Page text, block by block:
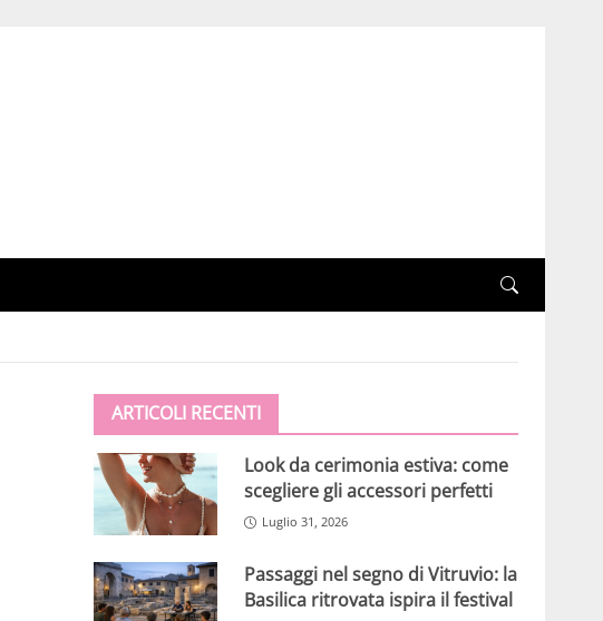
ARTICOLI RECENTI
Look da cerimonia estiva: come
scegliere gli accessori perfetti
Luglio 31, 2026
Passaggi nel segno di Vitruvio: la
Basilica ritrovata ispira il festival